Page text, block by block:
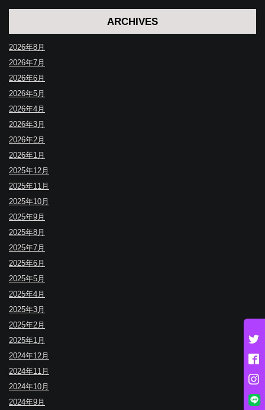
ARCHIVES
2026年8月
2026年7月
2026年6月
2026年5月
2026年4月
2026年3月
2026年2月
2026年1月
2025年12月
2025年11月
2025年10月
2025年9月
2025年8月
2025年7月
2025年6月
2025年5月
2025年4月
2025年3月
2025年2月
2025年1月
2024年12月
2024年11月
2024年10月
2024年9月